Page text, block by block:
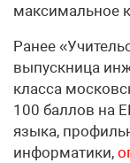
максимальное
Ранее
выпускница
класса
100 баллов на
языка,
информатики,